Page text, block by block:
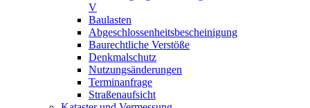
V
Baulasten
Abgeschlossenheits­bescheinigung
Baurechtliche Verstöße
Denkmalschutz
Nutzungsänderungen
Terminanfrage
Straßenaufsicht